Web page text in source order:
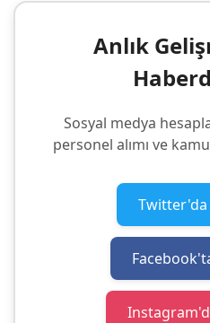
Anlık
Sosyal medya
personel alımı ve
Twitter'da